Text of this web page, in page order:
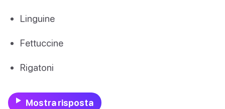
Linguine
Fettuccine
Rigatoni
Mostra risposta